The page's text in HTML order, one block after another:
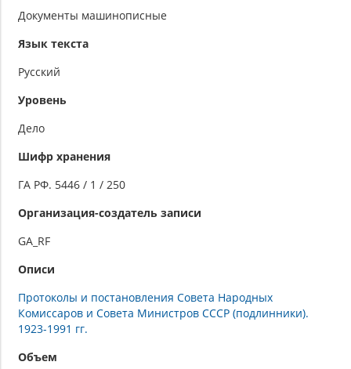
Документы машинописные
Язык текста
Русский
Уровень
Дело
Шифр хранения
ГА РФ. 5446 / 1 / 250
Организация-создатель записи
GA_RF
Описи
Протоколы и постановления Совета Народных
Комиссаров и Совета Министров СССР (подлинники).
1923-1991 гг.
Объем